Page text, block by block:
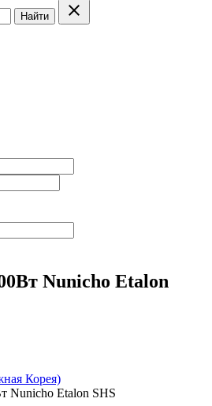
Найти clear
Nunicho Etalon
Корея)
Nunicho Etalon SHS